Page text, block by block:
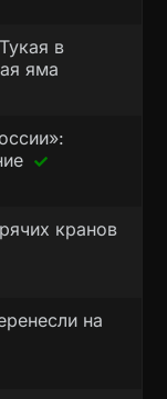
в
яма
кранов
на